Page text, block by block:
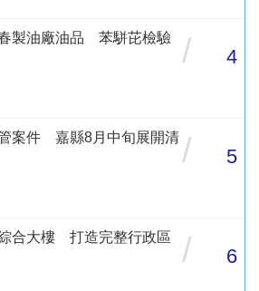
製油廠油品 苯駢芘檢驗
/ 4
案件 嘉縣8月中旬展開清 / 5
合大樓 打造完整行政區
/ 6